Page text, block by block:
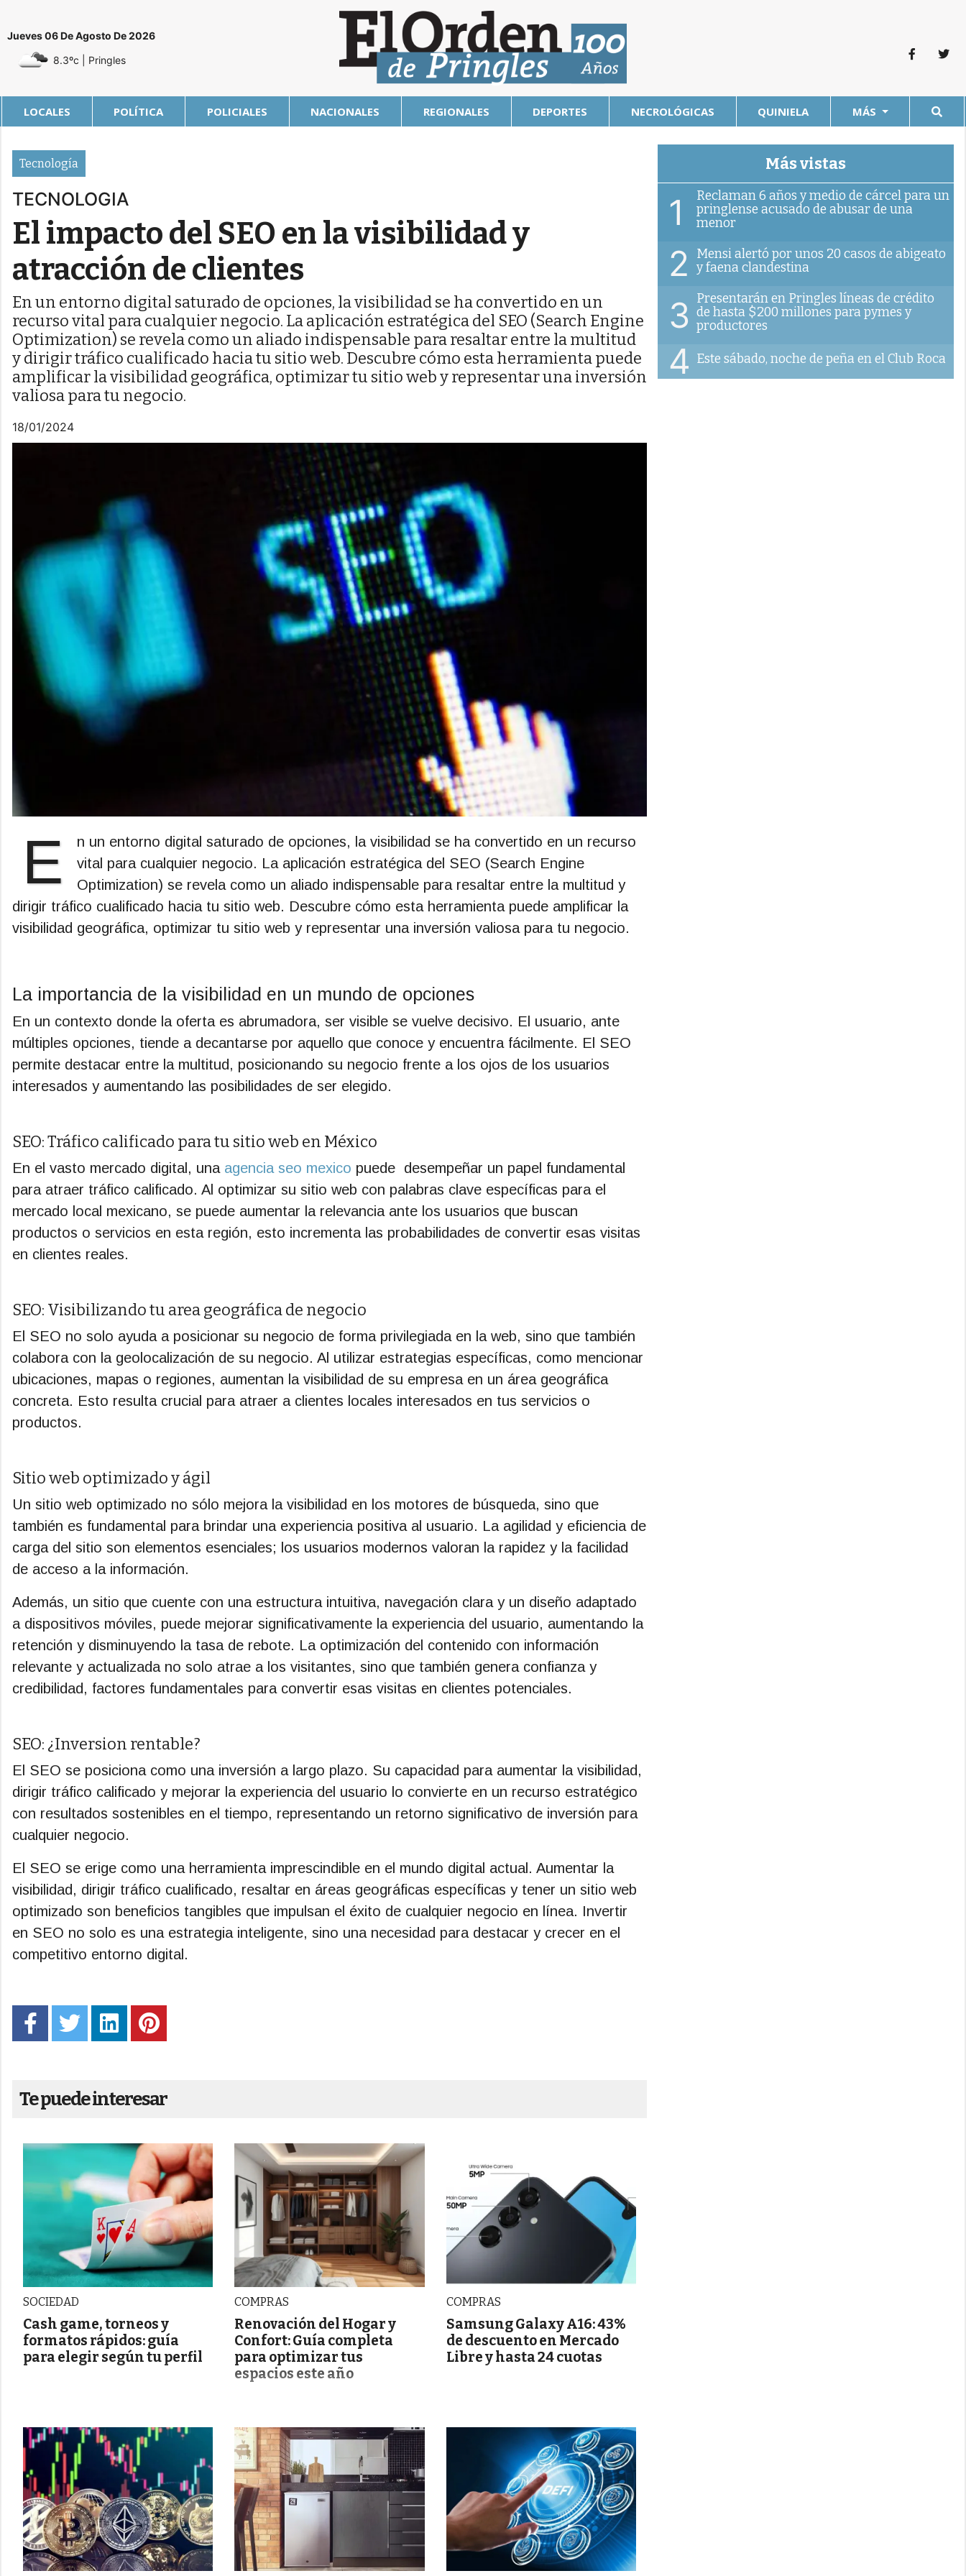
Jueves 06 De Agosto De 2026
8.3ºc
| Pringles
LOCALES POLÍTICA POLICIALES NACIONALES REGIONALES DEPORTES NECROLÓGICAS QUINIELA MÁS
Tecnología
TECNOLOGIA
El impacto del SEO en la visibilidad y
atracción de clientes
En un entorno digital saturado de opciones, la visibilidad se ha convertido en un
recurso vital para cualquier negocio. La aplicación estratégica del SEO (Search Engine
Optimization) se revela como un aliado indispensable para resaltar entre la multitud
y dirigir tráfico cualificado hacia tu sitio web. Descubre cómo esta herramienta puede
amplificar la visibilidad geográfica, optimizar tu sitio web y representar una inversión
valiosa para tu negocio.
18/01/2024
E
n un entorno digital saturado de opciones, la visibilidad se ha convertido en un recurso
vital para cualquier negocio. La aplicación estratégica del SEO (Search Engine
Optimization) se revela como un aliado indispensable para resaltar entre la multitud y
dirigir tráfico cualificado hacia tu sitio web. Descubre cómo esta herramienta puede amplificar la
visibilidad geográfica, optimizar tu sitio web y representar una inversión valiosa para tu negocio.
La importancia de la visibilidad en un mundo de opciones
En un contexto donde la oferta es abrumadora, ser visible se vuelve decisivo. El usuario, ante
múltiples opciones, tiende a decantarse por aquello que conoce y encuentra fácilmente. El SEO
permite destacar entre la multitud, posicionando su negocio frente a los ojos de los usuarios
interesados y aumentando las posibilidades de ser elegido.
SEO: Tráfico calificado para tu sitio web en México
En el vasto mercado digital, una agencia seo mexico puede desempeñar un papel fundamental
para atraer tráfico calificado. Al optimizar su sitio web con palabras clave específicas para el
mercado local mexicano, se puede aumentar la relevancia ante los usuarios que buscan
productos o servicios en esta región, esto incrementa las probabilidades de convertir esas visitas
en clientes reales.
SEO: Visibilizando tu area geográfica de negocio
El SEO no solo ayuda a posicionar su negocio de forma privilegiada en la web, sino que también
colabora con la geolocalización de su negocio. Al utilizar estrategias específicas, como mencionar
ubicaciones, mapas o regiones, aumentan la visibilidad de su empresa en un área geográfica
concreta. Esto resulta crucial para atraer a clientes locales interesados en tus servicios o
productos.
Sitio web optimizado y ágil
Un sitio web optimizado no sólo mejora la visibilidad en los motores de búsqueda, sino que
también es fundamental para brindar una experiencia positiva al usuario. La agilidad y eficiencia de
carga del sitio son elementos esenciales; los usuarios modernos valoran la rapidez y la facilidad
de acceso a la información.
Además, un sitio que cuente con una estructura intuitiva, navegación clara y un diseño adaptado
a dispositivos móviles, puede mejorar significativamente la experiencia del usuario, aumentando la
retención y disminuyendo la tasa de rebote. La optimización del contenido con información
relevante y actualizada no solo atrae a los visitantes, sino que también genera confianza y
credibilidad, factores fundamentales para convertir esas visitas en clientes potenciales.
SEO: ¿Inversion rentable?
El SEO se posiciona como una inversión a largo plazo. Su capacidad para aumentar la visibilidad,
dirigir tráfico calificado y mejorar la experiencia del usuario lo convierte en un recurso estratégico
con resultados sostenibles en el tiempo, representando un retorno significativo de inversión para
cualquier negocio.
El SEO se erige como una herramienta imprescindible en el mundo digital actual. Aumentar la
visibilidad, dirigir tráfico cualificado, resaltar en áreas geográficas específicas y tener un sitio web
optimizado son beneficios tangibles que impulsan el éxito de cualquier negocio en línea. Invertir
en SEO no solo es una estrategia inteligente, sino una necesidad para destacar y crecer en el
competitivo entorno digital.
Te puede interesar
SOCIEDAD
Cash game, torneos y
formatos rápidos: guía
para elegir según tu perfil
COMPRAS
Renovación del Hogar y
Confort: Guía completa
para optimizar tus
espacios este año
COMPRAS
Samsung Galaxy A16: 43%
de descuento en Mercado
Libre y hasta 24 cuotas
Más vistas
1
Reclaman 6 años y medio de cárcel para un
pringlense acusado de abusar de una
menor
2
Mensi alertó por unos 20 casos de abigeato
y faena clandestina
3
Presentarán en Pringles líneas de crédito
de hasta $200 millones para pymes y
productores
4 Este sábado, noche de peña en el Club Roca